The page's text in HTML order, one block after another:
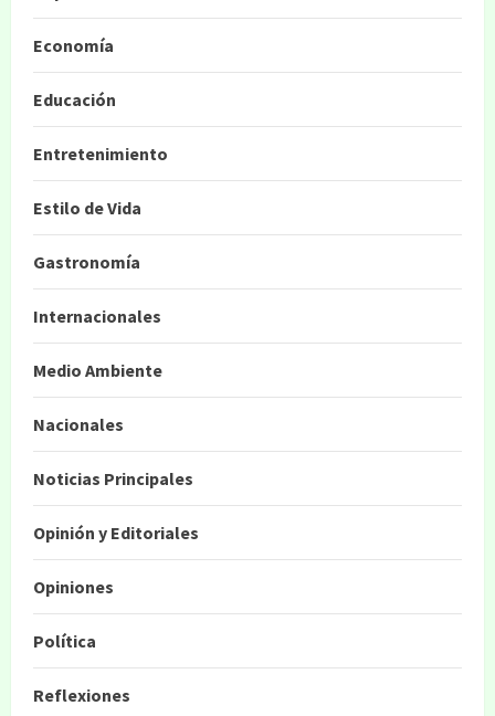
Economía
Educación
Entretenimiento
Estilo de Vida
Gastronomía
Internacionales
Medio Ambiente
Nacionales
Noticias Principales
Opinión y Editoriales
Opiniones
Política
Reflexiones